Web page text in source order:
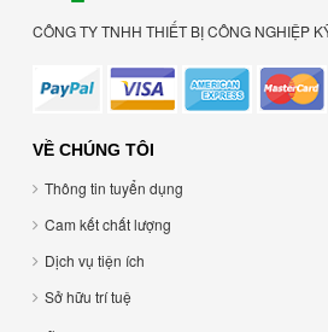
CÔNG TY TNHH THIẾT BỊ CÔNG NGHIỆP
VỀ CHÚNG TÔI
Thông tin tuyển dụng
Cam kết chất lượng
Dịch vụ tiện ích
Sở hữu trí tuệ